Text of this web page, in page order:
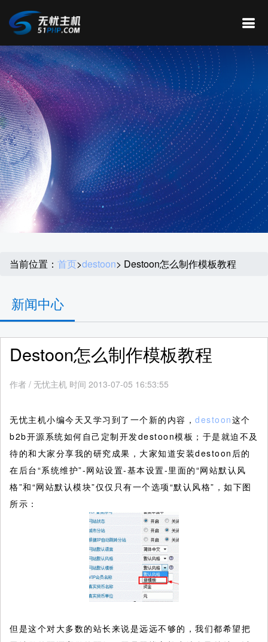
当前位置： 首页>destoon> Destoon怎么制作模板教程
新闻中心
Destoon怎么制作模板教程
作者 / 无忧主机 时间 2013-07-05 16:53:55
无忧主机小编今天又学习到了一个新的内容， destoon这个
b2b开源系统如何自己定制开发destoon模板；于是就迫不及
待的和大家分享我的研究成果，大家知道安装destoon后的
在后台“系统维护”-网站设置-基本设置-里面的“网站默认风
格”和“网站默认模块”仅仅只有一个选项“默认风格”，如下图
所示：
但是这个对大多数的站长来说是远远不够的，我们都希望把